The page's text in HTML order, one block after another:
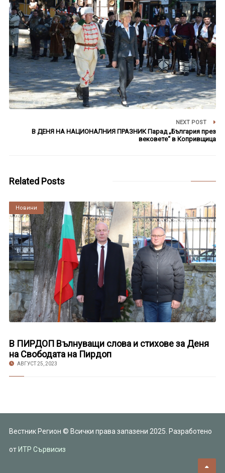
NEXT POST
В ДЕНЯ НА НАЦИОНАЛНИЯ ПРАЗНИК Парад „България през
вековете“ в Копривщица
Related Posts
Култура
Новини
В ПИРДОП Вълнуващи слова и стихове за Деня
на Свободата на Пирдоп
АВГУСТ 25, 2023
Вестник Регион © Всички права запазени 2025. Разработено
от ИТР Сървисиз